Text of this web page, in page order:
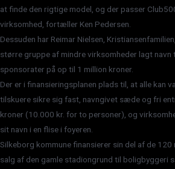
at finde den rigtige model, og der passer
virksomhed, fortæller Ken Pedersen.
Dessuden har Reimar Nielsen,
større gruppe af mindre virksomheder lagt navn
sponsorater på op til 1 million kroner.
Der er i finansieringsplanen plads til, at alle kan
tilskuere sikre sig fast, navngivet sæde og fri
kroner (10.000 kr. for to personer), og
sit navn i en flise i foyeren.
Silkeborg kommune finansierer sin del af de 120
salg af den gamle stadiongrund til boligbyggeri